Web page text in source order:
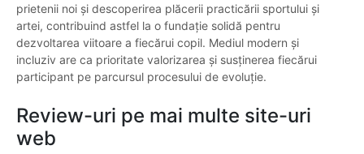
prietenii noi și descoperirea plăcerii practicării sportului și
artei, contribuind astfel la o fundație solidă pentru
dezvoltarea viitoare a fiecărui copil. Mediul modern și
incluziv are ca prioritate valorizarea și susținerea fiecărui
participant pe parcursul procesului de evoluție.
Review-uri pe mai multe site-uri
web